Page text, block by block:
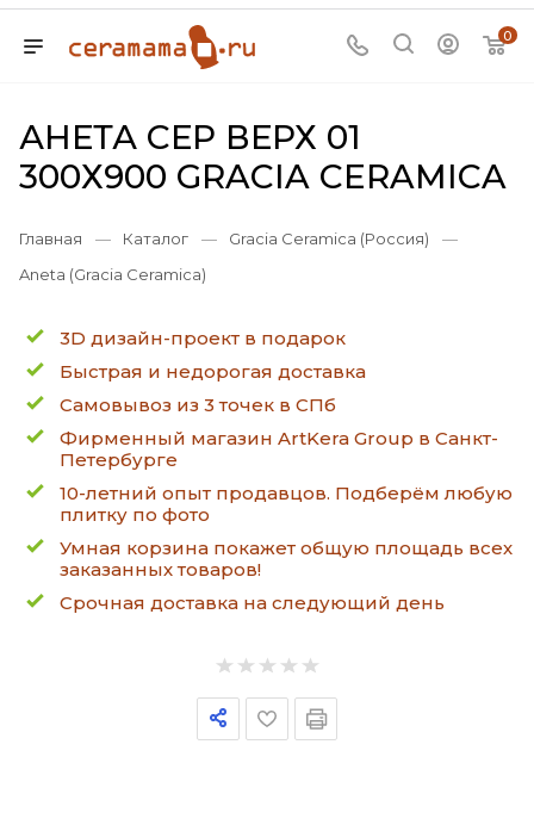
0
АНЕТА СЕР ВЕРХ 01
300Х900 GRACIA CERAMICA
Главная — Каталог — Gracia Ceramica (Россия)
—
Aneta (Gracia Ceramica)
3D дизайн-проект в подарок
Быстрая и недорогая доставка
Самовывоз из 3 точек в СПб
Фирменный магазин ArtKera Group в Санкт-
Петербурге
10-летний опыт продавцов. Подберём любую
плитку по фото
Умная корзина покажет общую площадь всех
заказанных товаров!
Срочная доставка на следующий день